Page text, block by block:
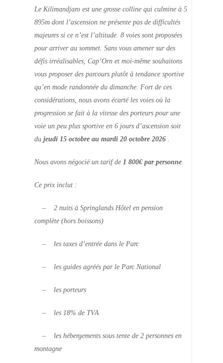
Le Kilimandjaro est une grosse colline qui culmine à 5
895m dont l’ascension ne présente pas de difficultés
majeures si ce n’est l’altitude. 8 voies sont proposées
pour arriver au sommet. Sans vous amener sur des
défis irréalisables, Cap’Orn et moi-même souhaitons
vous proposer des parcours plutôt à tendance sportive
qu’en mode randonnée du dimanche. Fort de ces
considérations, nous avons écarté les voies où la
progression se fait à la vitesse des porteurs pour une
voie un peu plus sportive en 6 jours d’ascension soit
du jeudi 15 octobre au mardi 20 octobre 2026 .
Nous avons négocié un tarif de 1 800€ par personne.
Ce prix inclut :
– 2 nuits à Springlands Hôtel en pension
complète (hors boissons)
– les taxes d’entrée dans le Parc
– les guides agréés par le Parc National
– les porteurs
– les 18% de TVA
– les hébergements sous tente de 2 personnes en
montagne